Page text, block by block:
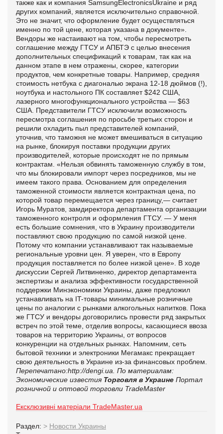
также как и компания SamsungElectronicsUkraine и ряд
других компаний, является исключительно справочной.
Это не значит, что оформление будет осуществляться
именно по той цене, которая указана в документе».
Вендоры же настаивают на том, чтобы пересмотреть
соглашение между ГТСУ и АПБТЭ с целью внесения
дополнительных спецификаций к товарам, так как на
данном этапе в нем отражены, скорее, категории
продуктов, чем конкретные товары. Например, средняя
стоимость нетбука с диагональю экрана 12-18 дюймов (!),
ноутбука и настольного ПК составляет $242 США,
лазерного многофункционального устройства — $63
США. Представители ГТСУ исключили возможность
пересмотра соглашения по просьбе третьих сторон и
решили охладить пыл представителей компаний,
уточнив, что таможня не может вмешиваться в ситуацию
на рынке, блокируя поставки продукции других
производителей, которые происходят не по прямым
контрактам. «Нельзя обвинять таможенную службу в том,
что мы блокировали импорт через посредников, мы не
имеем такого права. Основанием для определения
таможенной стоимости является контрактная цена, по
которой товар перемещается через границу,— считает
Игорь Муратов, замдиректора департамента организации
таможенного контроля и оформления ГТСУ. — У меня
есть большие сомнения, что в Украину производители
поставляют свою продукцию по самой низкой цене.
Потому что компании устанавливают так называемые
региональные уровни цен. Я уверен, что в Европу
продукция поставляется по более низкой цене». В ходе
дискуссии Сергей Литвиненко, директор департамента
экспертизы и анализа эффективности государственной
поддержки Минэкономики Украины, даже предложил
устанавливать на IT-товары минимальные розничные
цены по аналогии с рынками алкогольных напитков. Пока
же ГТСУ и вендоры договорились провести ряд закрытых
встреч по этой теме, отделив вопросы, касающиеся ввоза
товаров на территорию Украины, от вопросов
конкуренции на отдельных рынках. Напомним, сеть
бытовой техники и электроники Мегамакс прекращает
свою деятельность в Украине из-за финансовых проблем.
Перепечатано:http://dengi.ua. По материалам:
Экономические известия Торговля в Украине Портал
розничной и оптовой торговли TradeMaster
Ексклюзивні матеріали TradeMaster.ua
Раздел: > Новости Украины